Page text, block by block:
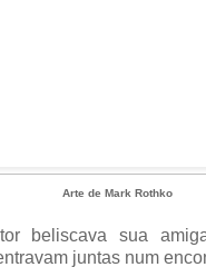
Arte de Mark Rothko
beliscava sua
juntas num